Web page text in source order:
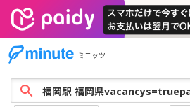
ミニッツ